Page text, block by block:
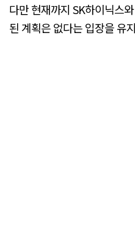
다만 현재까지 SK하이닉스
된 계획은 없다는 입장을 유